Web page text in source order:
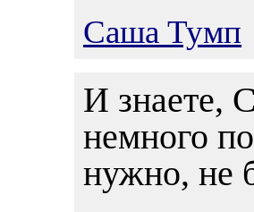
Саша Тумп
И знаете,
немного
нужно, не